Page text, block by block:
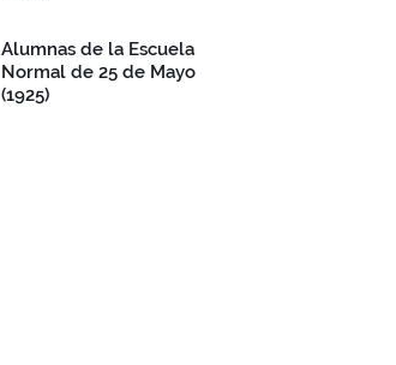
Alumnas de la Escuela
Normal de 25 de Mayo
(1925)